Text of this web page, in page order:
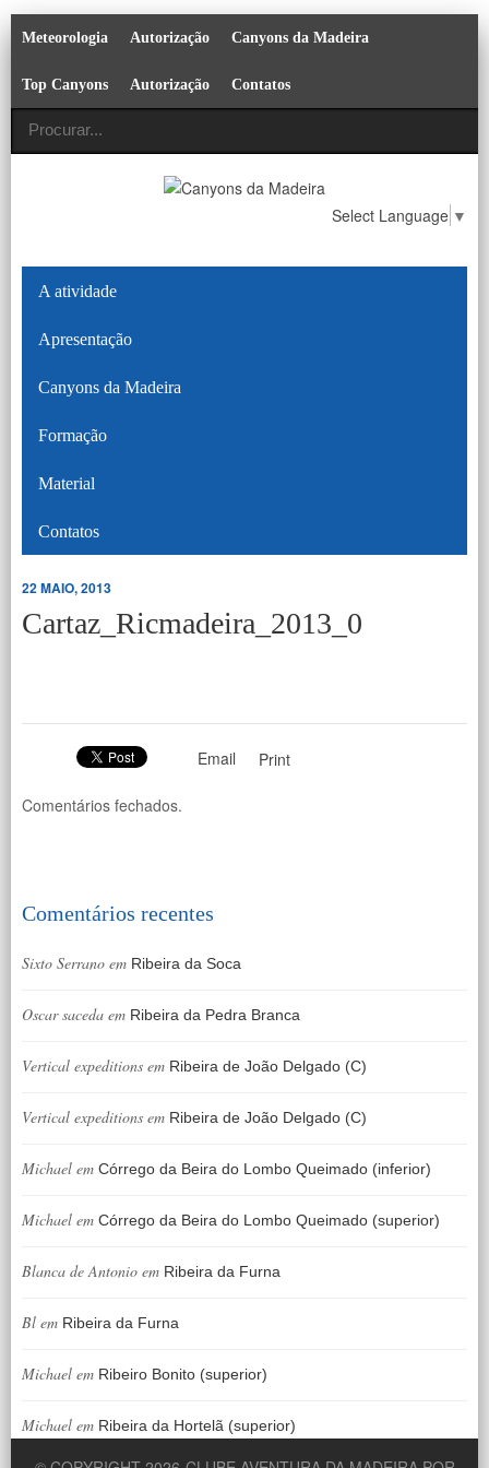
Meteorologia Autorização Canyons da Madeira
Top Canyons Autorização Contatos
Select Language ▼
A atividade
Apresentação
Canyons da Madeira
Formação
Material
Contatos
22 MAIO, 2013
Cartaz_Ricmadeira_2013_0
Email Print
Comentários fechados.
Comentários recentes
Sixto Serrano em Ribeira da Soca
Oscar saceda em Ribeira da Pedra Branca
Vertical expeditions em Ribeira de João Delgado (C)
Vertical expeditions em Ribeira de João Delgado (C)
Michael em Córrego da Beira do Lombo Queimado (inferior)
Michael em Córrego da Beira do Lombo Queimado (superior)
Blanca de Antonio em Ribeira da Furna
Bl em Ribeira da Furna
Michael em Ribeiro Bonito (superior)
Michael em Ribeira da Hortelã (superior)